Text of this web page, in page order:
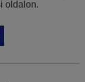
oldalon.